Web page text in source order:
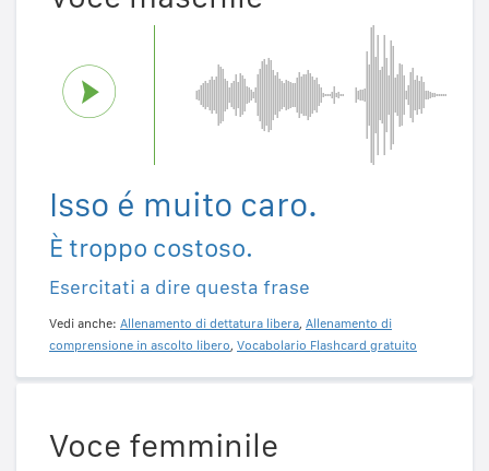
Isso é muito caro.
È troppo costoso.
Esercitati a dire questa frase
Vedi anche: Allenamento di dettatura libera, Allenamento di
comprensione in ascolto libero, Vocabolario Flashcard gratuito
Voce femminile